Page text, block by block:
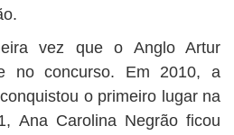
vez que o Anglo Artur
no concurso. Em 2010, a
o primeiro lugar na
Ana Carolina Negrão ficou